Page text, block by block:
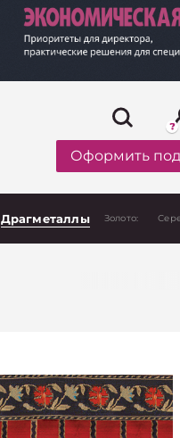
Оформить
Драгметаллы Золото: